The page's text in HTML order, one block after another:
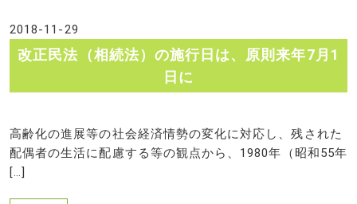
2018-11-29
改正民法（相続法）の施行日は、原則来年7月1
日に
高齢化の進展等の社会経済情勢の変化に対応し、残された
配偶者の生活に配慮する等の観点から、1980年（昭和55年
[…]